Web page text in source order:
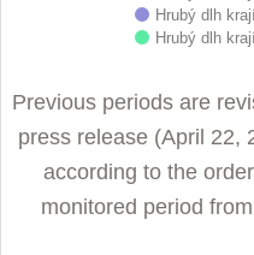
Hrubý dlh
Hrubý dlh
Previous periods are
press release (April 22,
according to the
monitored period